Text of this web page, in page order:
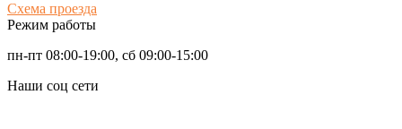
Схема проезда
Режим работы
пн-пт 08:00-19:00, сб 09:00-15:00
Наши соц сети